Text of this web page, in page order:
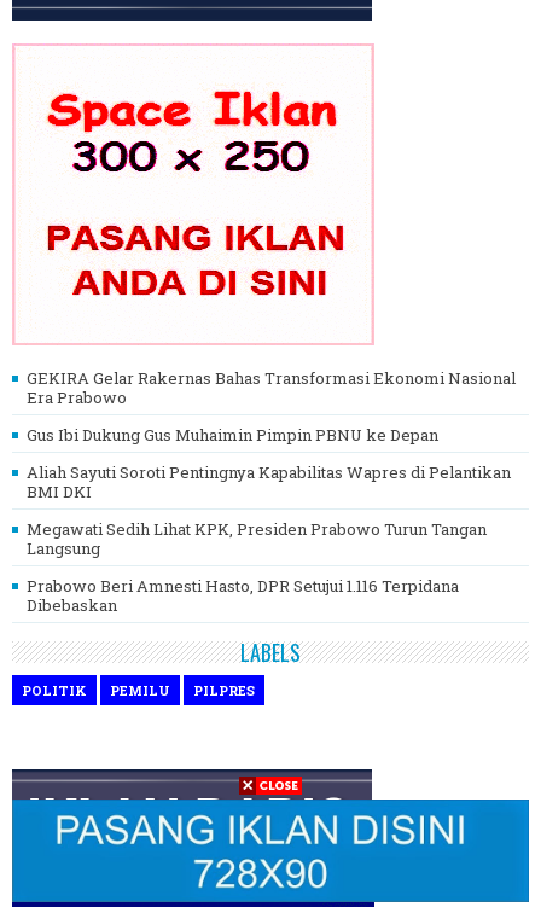
GEKIRA Gelar Rakernas Bahas Transformasi Ekonomi Nasional
Era Prabowo
Gus Ibi Dukung Gus Muhaimin Pimpin PBNU ke Depan
Aliah Sayuti Soroti Pentingnya Kapabilitas Wapres di Pelantikan
BMI DKI
Megawati Sedih Lihat KPK, Presiden Prabowo Turun Tangan
Langsung
Prabowo Beri Amnesti Hasto, DPR Setujui 1.116 Terpidana
Dibebaskan
LABELS
POLITIK PEMILU PILPRES